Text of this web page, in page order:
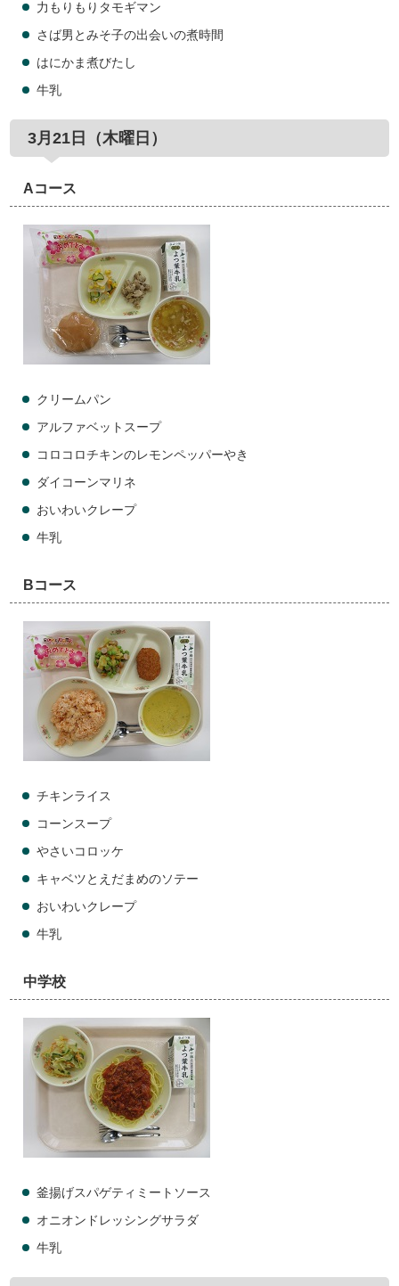
力もりもりタモギマン
さば男とみそ子の出会いの煮時間
はにかま煮びたし
牛乳
3月21日（木曜日）
Aコース
クリームパン
アルファベットスープ
コロコロチキンのレモンペッパーやき
ダイコーンマリネ
おいわいクレープ
牛乳
Bコース
チキンライス
コーンスープ
やさいコロッケ
キャベツとえだまめのソテー
おいわいクレープ
牛乳
中学校
釜揚げスパゲティミートソース
オニオンドレッシングサラダ
牛乳